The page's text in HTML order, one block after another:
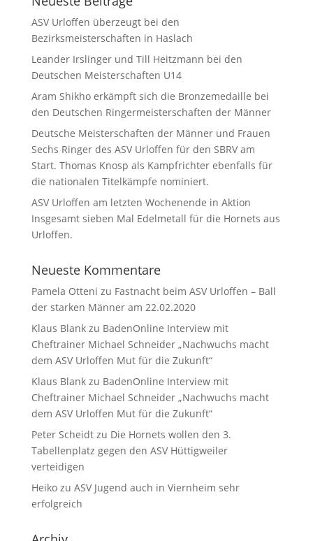
ASV Urloffen überzeugt bei den
Bezirksmeisterschaften in Haslach
Leander Irslinger und Till Heitzmann bei den
Deutschen Meisterschaften U14
Aram Shikho erkämpft sich die Bronzemedaille bei
den Deutschen Ringermeisterschaften der Männer
Deutsche Meisterschaften der Männer und Frauen
Sechs Ringer des ASV Urloffen für den SBRV am
Start. Thomas Knosp als Kampfrichter ebenfalls für
die nationalen Titelkämpfe nominiert.
ASV Urloffen am letzten Wochenende in Aktion
Insgesamt sieben Mal Edelmetall für die Hornets aus
Urloffen.
Neueste Kommentare
Pamela Otteni zu Fastnacht beim ASV Urloffen – Ball
der starken Männer am 22.02.2020
Klaus Blankzu BadenOnline Interview mit
Cheftrainer Michael Schneider „Nachwuchs macht
dem ASV Urloffen Mut für die Zukunft“
Klaus Blankzu BadenOnline Interview mit
Cheftrainer Michael Schneider „Nachwuchs macht
dem ASV Urloffen Mut für die Zukunft“
Peter Scheidtzu Die Hornets wollen den 3.
Tabellenplatz gegen den ASV Hüttigweiler
verteidigen
Heikozu ASV Jugend auch in Viernheim sehr
erfolgreich